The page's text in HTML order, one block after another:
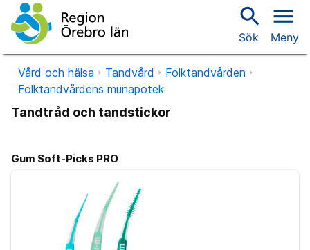
search
Sök
menu
Meny
Vård och hälsa Tandvård
Folktandvården
Folktandvårdens munapotek
Tandtråd och tandstickor
Gum Soft-Picks PRO